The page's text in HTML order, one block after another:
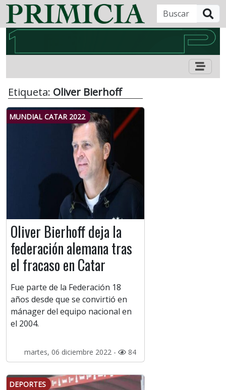
Etiqueta: Oliver Bierhoff
MUNDIAL CATAR 2022
Oliver Bierhoff deja la
federación alemana tras
el fracaso en Catar
Fue parte de la Federación 18
años desde que se convirtió en
mánager del equipo nacional en
el 2004.
martes, 06 diciembre 2022 - 84
DEPORTES